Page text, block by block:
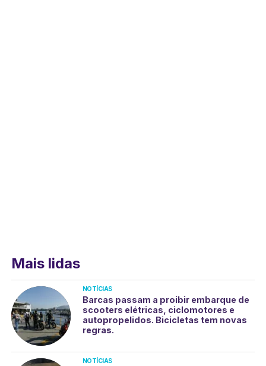
Mais lidas
NOTÍCIAS
Barcas passam a proibir embarque de
scooters elétricas, ciclomotores e
autopropelidos. Bicicletas tem novas
regras.
NOTÍCIAS